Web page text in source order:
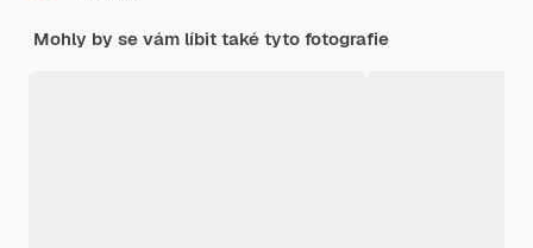
Mohly by se vám líbit také tyto fotografie